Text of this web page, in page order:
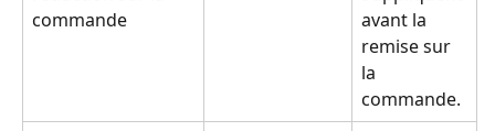
commande
avant la
remise sur
la
commande.